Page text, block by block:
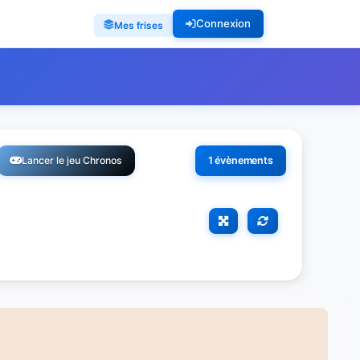
Mes frises Connexion
1 évènements
Lancer le jeu Chronos